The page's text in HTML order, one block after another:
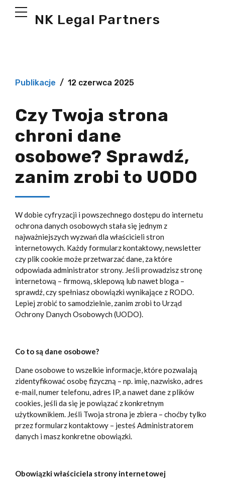
NK Legal Partners
Publikacje 12 czerwca 2025
Czy Twoja strona
chroni dane
osobowe? Sprawdź,
zanim zrobi to UODO
W dobie cyfryzacji i powszechnego dostępu do internetu
ochrona danych osobowych stała się jednym z
najważniejszych wyzwań dla właścicieli stron
internetowych. Każdy formularz kontaktowy, newsletter
czy plik cookie może przetwarzać dane, za które
odpowiada administrator strony. Jeśli prowadzisz stronę
internetową – firmową, sklepową lub nawet bloga –
sprawdź, czy spełniasz obowiązki wynikające z RODO.
Lepiej zrobić to samodzielnie, zanim zrobi to Urząd
Ochrony Danych Osobowych (UODO).
Co to są dane osobowe?
Dane osobowe to wszelkie informacje, które pozwalają
zidentyfikować osobę fizyczną – np. imię, nazwisko, adres
e-mail, numer telefonu, adres IP, a nawet dane z plików
cookies, jeśli da się je powiązać z konkretnym
użytkownikiem. Jeśli Twoja strona je zbiera – choćby tylko
przez formularz kontaktowy – jesteś Administratorem
danych i masz konkretne obowiązki.
Obowiązki właściciela strony internetowej